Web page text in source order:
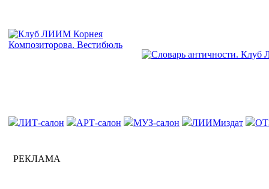
ЛИТ-салон АРТ-салон МУЗ-салон ЛИИМиздат
РЕКЛАМА